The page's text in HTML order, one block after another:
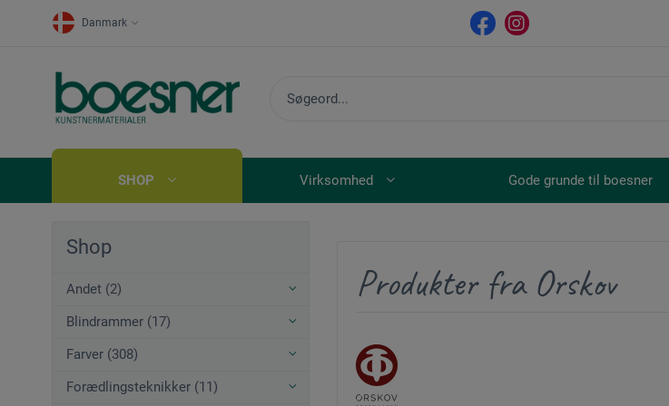
Danmark
SHOP Virksomhed Gode grunde til boesner
Shop
Andet (2)
Blindrammer (17)
Farver (308)
Forædlingsteknikker (11)
Produkter fra Orskov